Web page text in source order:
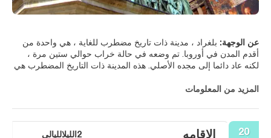
عن الوجهة: بلغراد ، مدينة ذات تاريخ مضطرب للغاية ، هي واحدة من
أقدم المدن في أوروبا. تم وضعه في حالة خراب حوالي ستين مرة ،
لكنه عاد دائما إلى مجده الأصلي. هذه المدينة ذات التاريخ المضطرب هي
المدينة عند التقاء نهري سافا والدانوب وحيث يلتقي الغرب بالشرق ، يتم
، حيث تجد الجزء الأكبر من التراث المعماري والثقافي والتاريخي
لبلغراد. يقع المتحف الوطني لصربيا والمتحف الإثنوغرافي وأهم متحف
المزيد من المعلومات
20 2الليلالليالي